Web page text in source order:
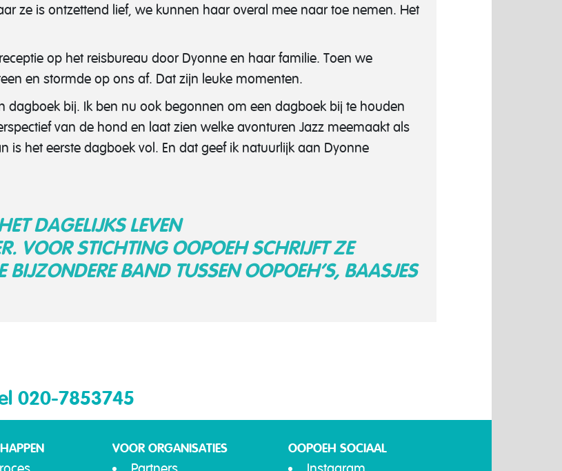
ze is ontzettend lief, we kunnen haar overal mee naar toe nemen. Het
op het reisbureau door Dyonne en haar familie. Toen we
en stormde op ons af. Dat zijn leuke momenten.
dagboek bij. Ik ben nu ook begonnen om een dagboek bij te houden
van de hond en laat zien welke avonturen Jazz meemaakt als
is het eerste dagboek vol. En dat geef ik natuurlijk aan Dyonne
DAGELIJKS LEVEN
VOOR STICHTING OOPOEH SCHRIJFT ZE
BIJZONDERE BAND TUSSEN OOPOEH’S, BAASJES
020-7853745
VOOR ORGANISATIES OOPOEH SOCIAAL